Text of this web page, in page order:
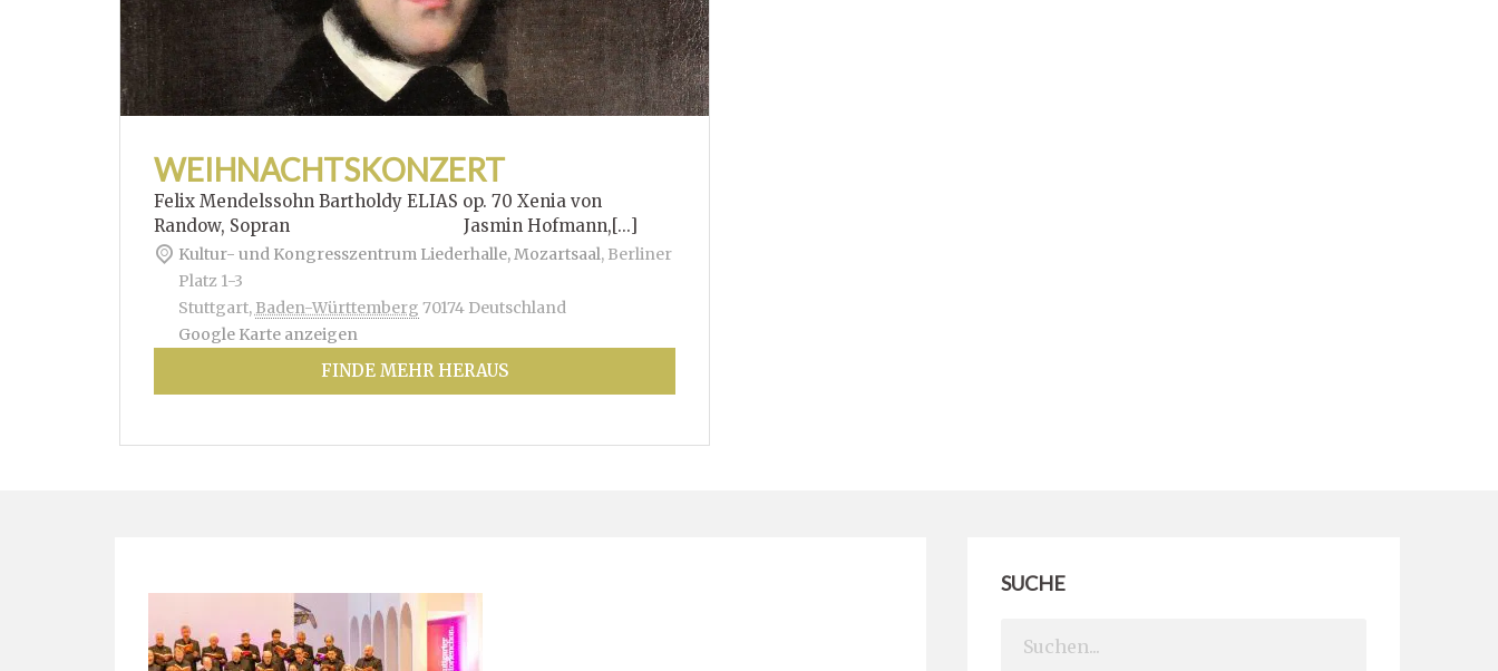
WEIHNACHTSKONZERT
Felix Mendelssohn Bartholdy ELIAS op. 70 Xenia von
Randow, Sopran Jasmin Hofmann,[...]
Kultur- und Kongresszentrum Liederhalle, Mozartsaal, Berliner
Platz 1-3
Stuttgart, Baden-Württemberg 70174 Deutschland
Google Karte anzeigen
FINDE MEHR HERAUS
SUCHE
Search